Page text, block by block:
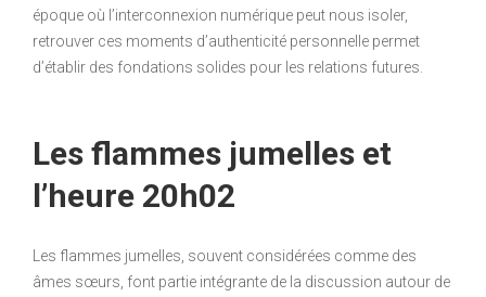
époque où l’interconnexion numérique peut nous isoler,
retrouver ces moments d’authenticité personnelle permet
d’établir des fondations solides pour les relations futures.
Les flammes jumelles et
l’heure 20h02
Les flammes jumelles, souvent considérées comme des
âmes sœurs, font partie intégrante de la discussion autour de